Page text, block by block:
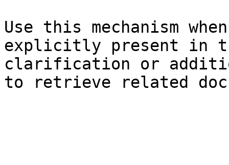
Use this mechanism
explicitly present in
clarification or